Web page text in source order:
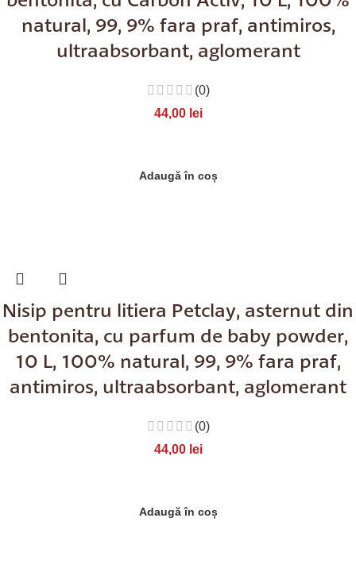
natural, 99, 9% fara praf, antimiros,
ultraabsorbant, aglomerant
(0)
44,00 lei
Adaugă în coș
Nisip pentru litiera Petclay, asternut din
bentonita, cu parfum de baby powder,
10 L, 100% natural, 99, 9% fara praf,
antimiros, ultraabsorbant, aglomerant
(0)
44,00 lei
Adaugă în coș